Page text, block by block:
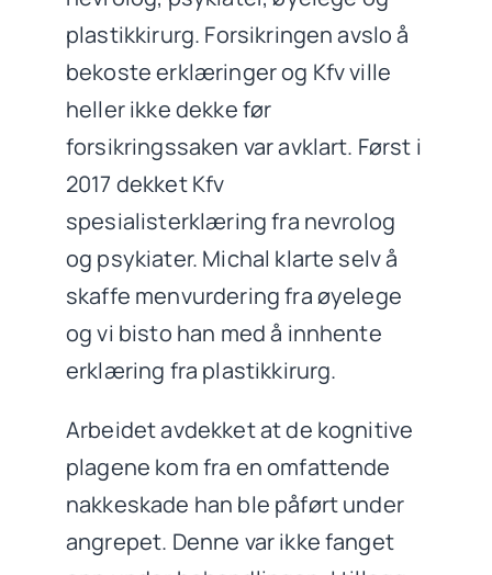
plastikkirurg. Forsikringen avslo å
bekoste erklæringer og Kfv ville
heller ikke dekke før
forsikringssaken var avklart. Først i
2017 dekket Kfv
spesialisterklæring fra nevrolog
og psykiater. Michal klarte selv å
skaffe menvurdering fra øyelege
og vi bisto han med å innhente
erklæring fra plastikkirurg.
Arbeidet avdekket at de kognitive
plagene kom fra en omfattende
nakkeskade han ble påført under
angrepet. Denne var ikke fanget